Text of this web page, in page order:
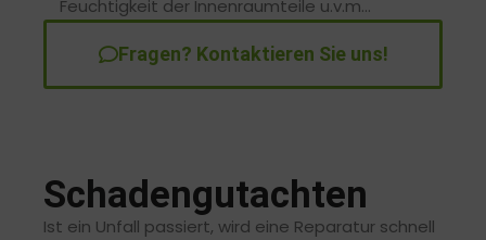
Feuchtigkeit der Innenraumteile u.v.m…
Fragen? Kontaktieren Sie uns!
Schadengutachten
Ist ein Unfall passiert, wird eine Reparatur schnell